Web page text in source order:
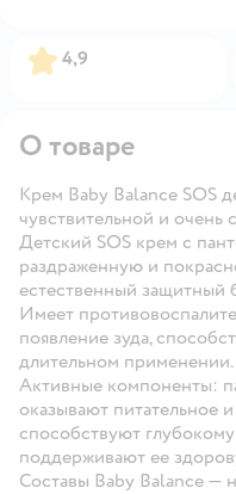
Рейтинг:
4,9
О товаре
Крем Baby Balance SOS
чувствительной и очень
Детский SOS крем с
раздраженную и
естественный защитный
Имеет
появление зуда,
длительном применении.
Активные компоненты:
оказывают питательное
способствуют
поддерживают ее
Составы Baby Balance —